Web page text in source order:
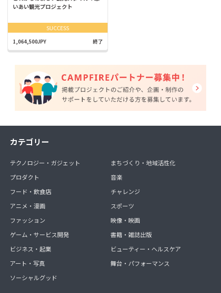
いあい観光プロジェクト
SUCCESS
1,064,500JPY 終了
カテゴリー
テクノロジー・ガジェット
プロダクト
フード・飲食店
アニメ・漫画
ファッション
ゲーム・サービス開発
ビジネス・起業
アート・写真
ソーシャルグッド
まちづくり・地域活性化
音楽
チャレンジ
スポーツ
映像・映画
書籍・雑誌出版
ビューティー・ヘルスケア
舞台・パフォーマンス